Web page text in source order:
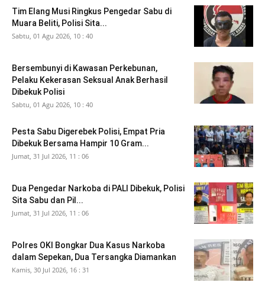
Tim Elang Musi Ringkus Pengedar Sabu di
Muara Beliti, Polisi Sita...
Sabtu, 01 Agu 2026, 10 : 40
Bersembunyi di Kawasan Perkebunan,
Pelaku Kekerasan Seksual Anak Berhasil
Dibekuk Polisi
Sabtu, 01 Agu 2026, 10 : 40
Pesta Sabu Digerebek Polisi, Empat Pria
Dibekuk Bersama Hampir 10 Gram...
Jumat, 31 Jul 2026, 11 : 06
Dua Pengedar Narkoba di PALI Dibekuk, Polisi
Sita Sabu dan Pil...
Jumat, 31 Jul 2026, 11 : 06
Polres OKI Bongkar Dua Kasus Narkoba
dalam Sepekan, Dua Tersangka Diamankan
Kamis, 30 Jul 2026, 16 : 31